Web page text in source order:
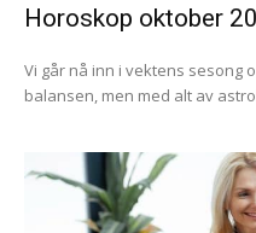
Horoskop oktober
Vi går nå inn i vektens sesong
balansen, men med alt av